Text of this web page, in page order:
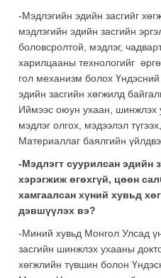
-Мэдлэгийн эдийн засгийг
мэдлэгийн эдийн засгийн
боловсролтой, мэдлэг,
харилцааны технологийг
гол механизм болох
эдийн засгийн хөгжилд
Иймээс оюун ухаан, шинжлэх
мэдлэг олгох, мэдээлэл
Материаллаг баялгийн
-Мэдлэгт суурилсан эдийн
хэрэгжиж өгөхгүй, цөөн
хамгаалсан хүний хувьд
дэвшүүлэх вэ?
-Миний хувьд Монгол Улсад
засгийн шинжлэх ухааны
хөгжлийн түвшин болон